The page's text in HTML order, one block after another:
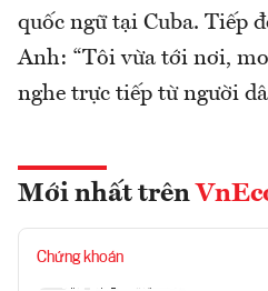
quốc ngữ tại Cuba. Tiếp
Anh: “Tôi vừa tới nơi,
nghe trực tiếp từ người
Mới nhất trên
Chứng khoán